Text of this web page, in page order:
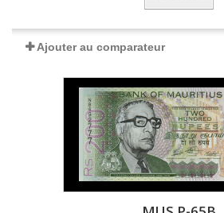
Ajouter au comparateur